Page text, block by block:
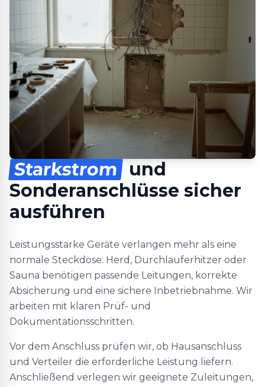
Starkstrom
und
Sonderanschlüsse sicher
ausführen
Leistungsstarke Geräte verlangen mehr als eine
normale Steckdose: Herd, Durchlauferhitzer oder
Sauna benötigen passende Leitungen, korrekte
Absicherung und eine sichere Inbetriebnahme. Wir
arbeiten mit klaren Prüf- und
Dokumentationsschritten.
Vor dem Anschluss prüfen wir, ob Hausanschluss
und Verteiler die erforderliche Leistung liefern.
Anschließend verlegen wir geeignete Zuleitungen,